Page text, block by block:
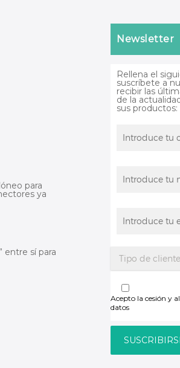
para
ya
entre sí para
Newsletter
Rellena el
suscríbete a
recibir las
de la
sus productos:
Acepto la cesión y
datos